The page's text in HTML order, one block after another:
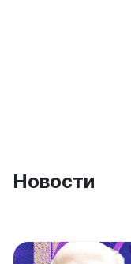
Новости